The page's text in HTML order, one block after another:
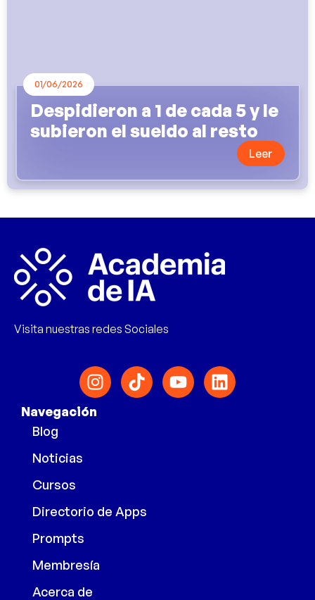
01/06/2026
Despidieron a 1 de cada 5 y le
subieron el sueldo al resto
Leer
Visita nuestras redes Sociales
Navegación
Blog
Noticias
Cursos
Directorio de Apps
Prompts
Membresía
Acerca de